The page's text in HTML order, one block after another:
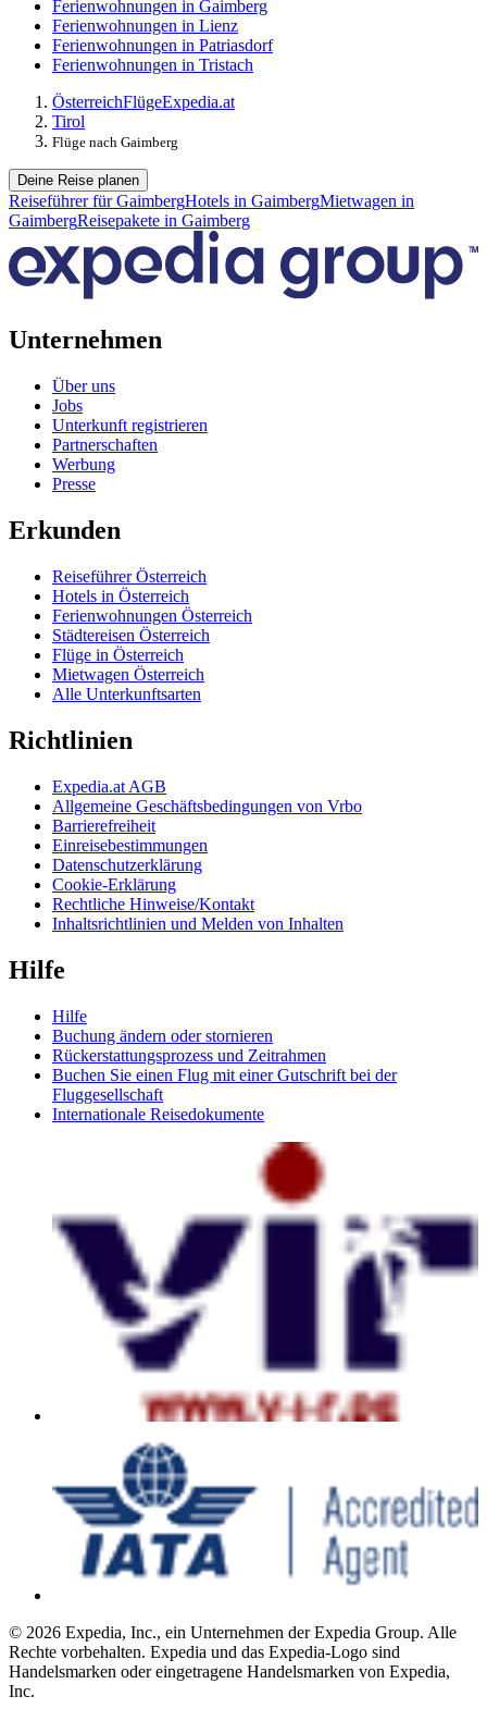
Ferienwohnungen in Gaimberg
Ferienwohnungen in Lienz
Ferienwohnungen in Patriasdorf
Ferienwohnungen in Tristach
ÖsterreichFlügeExpedia.at
Tirol
Flüge nach Gaimberg
Deine Reise planen
Reiseführer für GaimbergHotels in GaimbergMietwagen in
GaimbergReisepakete in Gaimberg
Unternehmen
Über uns
Jobs
Unterkunft registrieren
Partnerschaften
Werbung
Presse
Erkunden
Reiseführer Österreich
Hotels in Österreich
Ferienwohnungen Österreich
Städtereisen Österreich
Flüge in Österreich
Mietwagen Österreich
Alle Unterkunftsarten
Richtlinien
Expedia.at AGB
Allgemeine Geschäftsbedingungen von Vrbo
Barrierefreiheit
Einreisebestimmungen
Datenschutzerklärung
Cookie-Erklärung
Rechtliche Hinweise/Kontakt
Inhaltsrichtlinien und Melden von Inhalten
Hilfe
Hilfe
Buchung ändern oder stornieren
Rückerstattungsprozess und Zeitrahmen
Buchen Sie einen Flug mit einer Gutschrift bei der
Fluggesellschaft
Internationale Reisedokumente
© 2026 Expedia, Inc., ein Unternehmen der Expedia Group. Alle
Rechte vorbehalten. Expedia und das Expedia-Logo sind
Handelsmarken oder eingetragene Handelsmarken von Expedia,
Inc.